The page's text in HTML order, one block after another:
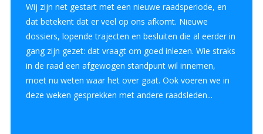
Wij zijn net gestart met een nieuwe raadsperiode, en
dat betekent dat er veel op ons afkomt. Nieuwe
dossiers, lopende trajecten en besluiten die al eerder in
gang zijn gezet: dat vraagt om goed inlezen. Wie straks
in de raad een afgewogen standpunt wil innemen,
moet nu weten waar het over gaat. Ook voeren we in
deze weken gesprekken met andere raadsleden...